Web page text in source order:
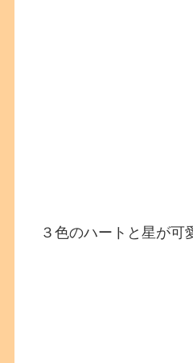
３色のハートと星が可